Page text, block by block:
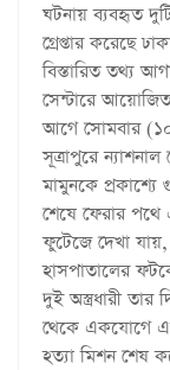
ঘটনায় ব্যবহৃত
গ্রেপ্তার করেছে
বিস্তারিত তথ্য
সেন্টারে
আগে সোমবার (১০
সূত্রাপুরে
মামুনকে
শেষে ফেরার পথে
ফুটেজে দেখা
হাসপাতালের
দুই অস্ত্রধারী
থেকে একযোগে
হত্যা মিশন শেষ